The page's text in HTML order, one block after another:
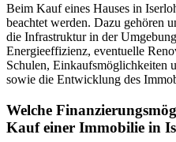
Beim Kauf eines Hauses in
beachtet werden. Dazu gehören
die Infrastruktur in der
Energieeffizienz, eventuelle
Schulen, Einkaufsmöglichkeiten
sowie die Entwicklung des
Welche
Kauf einer Immobilie in